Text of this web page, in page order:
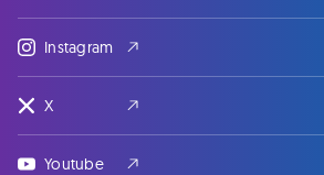
Instagram
X
Youtube